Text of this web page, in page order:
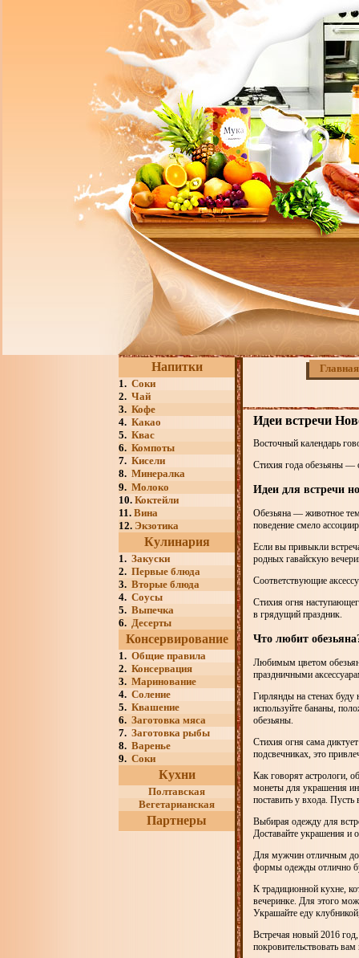
Напитки
1. Соки
2. Чай
3. Кофе
4. Какао
5. Квас
6. Компоты
7. Кисели
8. Минералка
9. Молоко
10. Коктейли
11. Вина
12. Экзотика
Кулинария
1. Закуски
2. Первые блюда
3. Вторые блюда
4. Соусы
5. Выпечка
6. Десерты
Консервирование
1. Общие правила
2. Консервация
3. Маринование
4. Соление
5. Квашение
6. Заготовка мяса
7. Заготовка рыбы
8. Варенье
9. Соки
Кухни
Полтавская
Вегетарианская
Партнеры
Главная
Идеи встречи
Восточный календарь
Стихия года обезьяны —
Идеи для встречи
Обезьяна — животное
поведение смело
Если вы привыкли
родных гавайскую
Соответствующие
Стихия огня
в грядущий праздник.
Что любит
Любимым цветом
праздничными
Гирлянды на стенах
используйте бананы,
обезьяны.
Стихия огня сама
подсвечниках, это
Как говорят астрологи,
монеты для украшения
поставить у входа. Пусть
Выбирая одежду для
Доставайте украшения и
Для мужчин отличным
формы одежды отлично
К традиционной кухне,
вечеринке. Для этого
Украшайте еду
Встречая новый 2016
покровительствовать